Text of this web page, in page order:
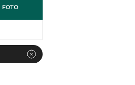
FOTO